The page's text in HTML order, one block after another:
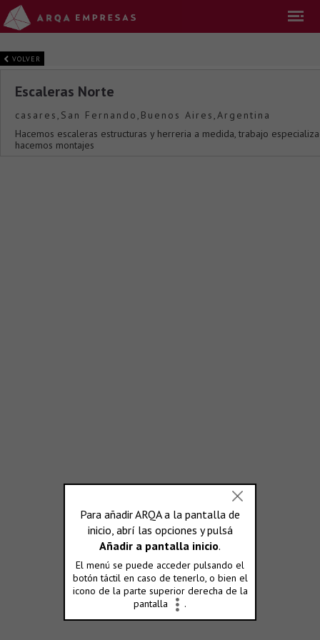
VOLVER
Escaleras Norte
casares,San Fernando,Buenos Aires,Argentina
Hacemos escaleras estructuras y herreria a medida, trabajo
hacemos montajes